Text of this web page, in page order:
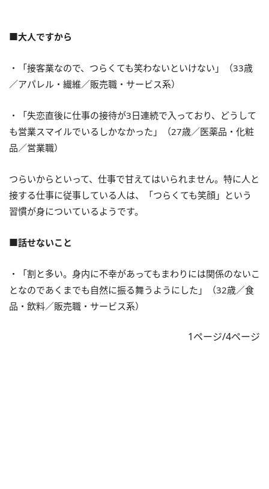
■大人ですから
・「接客業なので、つらくても笑わないといけない」（33歳
／アパレル・繊維／販売職・サービス系）
・「失恋直後に仕事の接待が3日連続で入っており、どうして
も営業スマイルでいるしかなかった」（27歳／医薬品・化粧
品／営業職）
つらいからといって、仕事で甘えてはいられません。特に人と
接する仕事に従事している人は、「つらくても笑顔」という
習慣が身についているようです。
■話せないこと
・「割と多い。身内に不幸があってもまわりには関係のないこ
となのであくまでも自然に振る舞うようにした」（32歳／食
品・飲料／販売職・サービス系）
1ページ/4ページ